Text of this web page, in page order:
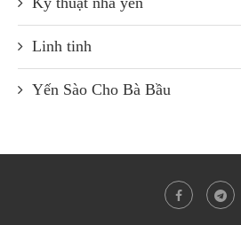
Linh tinh
Yến Sào Cho Bà Bầu